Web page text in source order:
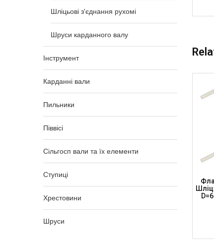
Шліцьові з'єднання рухомі
Шруси карданного валу
Інструмент
Карданні вали
Пильники
Піввісі
Сільгосп вали та їх елементи
Ступиці
Хрестовини
Шруси
Нерухоме Шліцьове З’єднання К/в
30мм, 27 X 81.8 Тр. 50.8 X 1.6мм, H-
113мм, MSA30-2781-5016-TR (TRS)